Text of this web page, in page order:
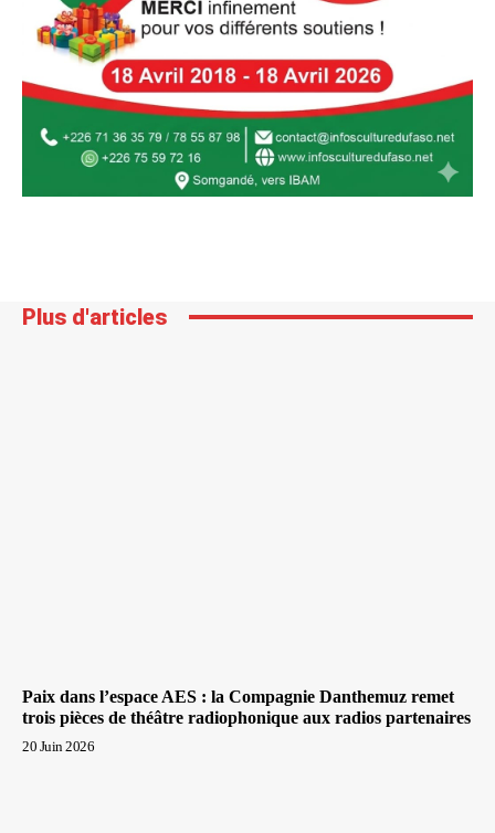
Plus d'articles
Paix dans l’espace AES : la Compagnie Danthemuz remet
trois pièces de théâtre radiophonique aux radios partenaires
20 Juin 2026